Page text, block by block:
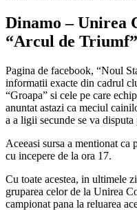
Dinamo – Unirea
“Arcul de Triumf”
Pagina de facebook, “Noul
informatii exacte din cadrul
“Groapa” si cele pe care
anuntat astazi ca meciul
a a ligii secunde se va
Aceeasi sursa a mentionat
cu incepere de la ora 17.
Cu toate acestea, in ultimele
gruparea celor de la Unirea
campionat pana la reluarea